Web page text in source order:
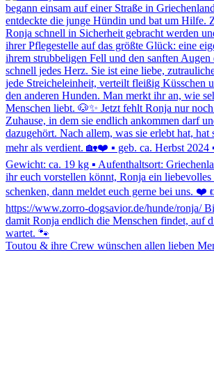
Toutou & ihre Crew wünschen allen lieben